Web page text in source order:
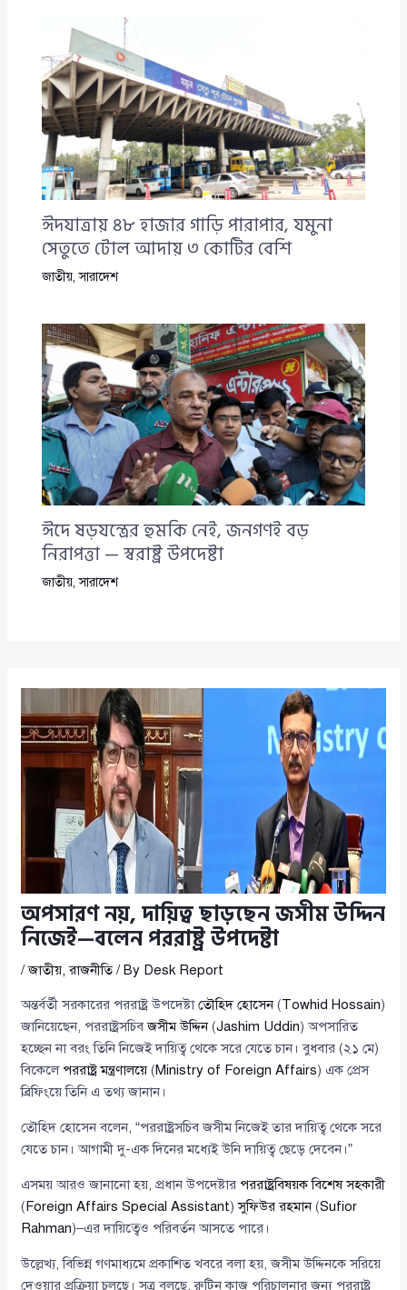
ঈদযাত্রায় ৪৮ হাজার গাড়ি পারাপার, যমুনা
সেতুতে টোল আদায় ৩ কোটির বেশি
জাতীয়,সারাদেশ
ঈদে ষড়যন্ত্রের হুমকি নেই, জনগণই বড়
নিরাপত্তা — স্বরাষ্ট্র উপদেষ্টা
জাতীয়,সারাদেশ
অপসারণ নয়, দায়িত্ব ছাড়ছেন জসীম উদ্দিন
নিজেই—বলেন পররাষ্ট্র উপদেষ্টা
/জাতীয়,রাজনীতি/ By Desk Report
অন্তর্বর্তী সরকারের পররাষ্ট্র উপদেষ্টাতৌহিদ হোসেন(Towhid Hossain)
জানিয়েছেন, পররাষ্ট্রসচিবজসীম উদ্দিন(Jashim Uddin) অপসারিত
হচ্ছেন না বরং তিনি নিজেই দায়িত্ব থেকে সরে যেতে চান। বুধবার (২১ মে)
বিকেলে পররাষ্ট্র মন্ত্রণালয়ে (Ministry of Foreign Affairs) এক প্রেস
ব্রিফিংয়ে তিনি এ তথ্য জানান।
তৌহিদ হোসেন বলেন, “পররাষ্ট্রসচিব জসীম নিজেই তার দায়িত্ব থেকে সরে
যেতে চান। আগামী দু-এক দিনের মধ্যেই উনি দায়িত্ব ছেড়ে দেবেন।”
এসময় আরও জানানো হয়, প্রধান উপদেষ্টার পররাষ্ট্রবিষয়ক বিশেষ সহকারী
( Foreign Affairs Special Assistant)সুফিউর রহমান(Sufior
Rahman)–এর দায়িত্বেও পরিবর্তন আসতে পারে।
উল্লেখ্য, বিভিন্ন গণমাধ্যমে প্রকাশিত খবরে বলা হয়, জসীম উদ্দিনকে সরিয়ে
দেওয়ার প্রক্রিয়া চলছে। সূত্র বলছে, রুটিন কাজ পরিচালনার জন্য পররাষ্ট্র